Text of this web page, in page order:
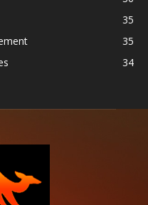
35
35
34